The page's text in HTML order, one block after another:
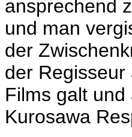
ansprechend
und man
der
der
Films galt
Kurosawa